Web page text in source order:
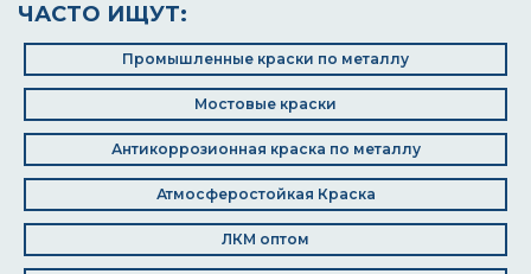
ЧАСТО ИЩУТ:
Промышленные краски по металлу
Мостовые краски
Антикоррозионная краска по металлу
Атмосферостойкая Краска
ЛКМ оптом